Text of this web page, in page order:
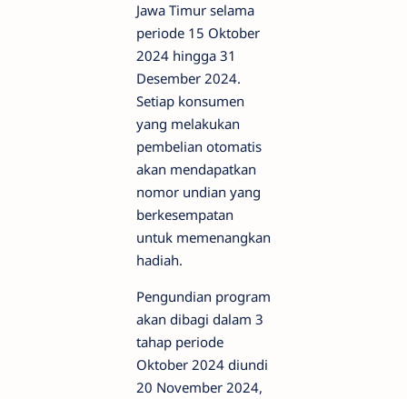
Jawa Timur selama
periode 15 Oktober
2024 hingga 31
Desember 2024.
Setiap konsumen
yang melakukan
pembelian otomatis
akan mendapatkan
nomor undian yang
berkesempatan
untuk memenangkan
hadiah.
Pengundian program
akan dibagi dalam 3
tahap periode
Oktober 2024 diundi
20 November 2024,